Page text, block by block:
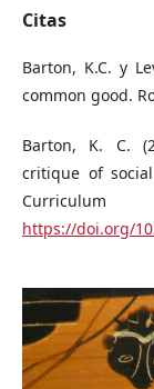
Citas
Barton, K.C. y
common good.
Barton, K. C.
critique of
https://doi.org/